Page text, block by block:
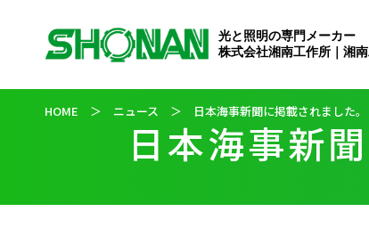
光と照明の専門メーカー
株式会社湘南工作所｜湘
HOME ＞ ニュース ＞ 日本海事新聞に掲載されました
日本海事新